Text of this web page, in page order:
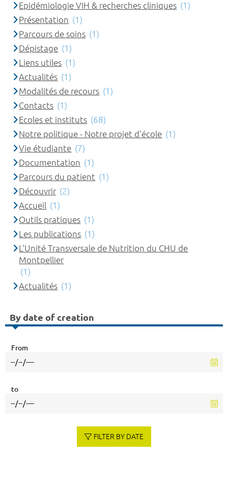
Epidémiologie VIH & recherches cliniques (1)
Présentation (1)
Parcours de soins (1)
Dépistage (1)
Liens utiles (1)
Actualités (1)
Modalités de recours (1)
Contacts (1)
Ecoles et instituts (68)
Notre politique - Notre projet d'école (1)
Vie étudiante (7)
Documentation (1)
Parcours du patient (1)
Découvrir (2)
Accueil (1)
Outils pratiques (1)
Les publications (1)
L'Unité Transversale de Nutrition du CHU de
Montpellier
(1)
Actualités (1)
By date of creation
From
to
FILTER BY DATE